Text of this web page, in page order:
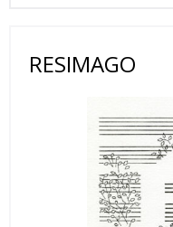
RESIMAGO